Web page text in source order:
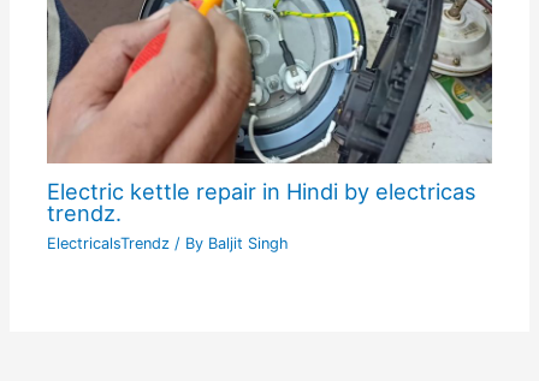
Electric kettle repair in Hindi by electricas
trendz.
ElectricalsTrendz / By Baljit Singh